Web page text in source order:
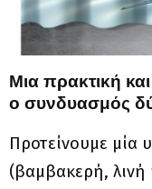
Μια πρακτική
ο συνδυασμός
Προτείνουμε μία
(βαμβακερή,